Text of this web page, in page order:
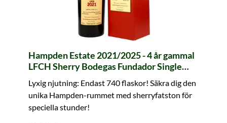
Hampden Estate 2021/2025 - 4 år gammal
LFCH Sherry Bodegas Fundador Single
Lyxig njutning: Endast 740 flaskor! Säkra dig den
unika Hampden-rummet med sherryfatston för
speciella stunder!